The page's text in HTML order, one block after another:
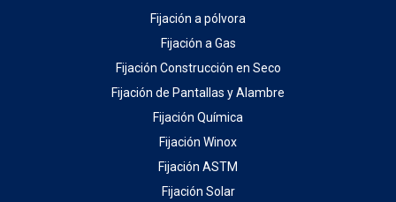
Fijación a pólvora
Fijación a Gas
Fijación Construcción en Seco
Fijación de Pantallas y Alambre
Fijación Química
Fijación Winox
Fijación ASTM
Fijación Solar